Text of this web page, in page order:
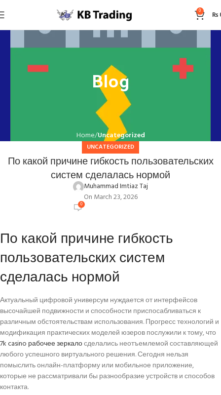
0 ₨
Blog
Home Uncategorized
UNCATEGORIZED
По какой причине гибкость пользовательских
систем сделалась нормой
Muhammad Imtiaz Taj
On March 23, 2026
0
По какой причине гибкость
пользовательских систем
сделалась нормой
Актуальный цифровой универсум нуждается от интерфейсов
высочайшей подвижности и способности приспосабливаться к
различным обстоятельствам использования. Прогресс технологий и
модификация практических моделей юзеров послужили к тому, что
7k casino рабочее зеркалосделались неотъемлемой составляющей
любого успешного виртуального решения. Сегодня нельзя
помыслить онлайн-платформу или мобильное приложение,
которые не рассматривали бы разнообразие устройств и способов
контакта.